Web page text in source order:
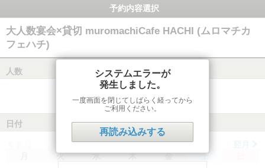
予約内容選択
大人数宴会×貸切 muromachiCafe HACHI (ムロマチカ
フェハチ)
人数
日付
火 水 木 金 土
システムエラーが
発生しました。
一度画面を閉じてしばらく経ってから
ご利用ください。
再読み込みする